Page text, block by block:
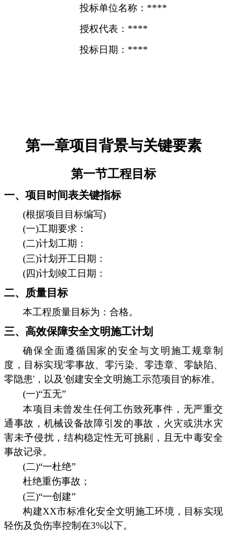
投标单位名称：****
授权代表：****
投标日期：****
第一章项目背景与关键要素
第一节工程目标
一、项目时间表关键指标
(根据项目目标编写)
(一)工期要求：
(二)计划工期：
(三)计划开工日期：
(四)计划竣工日期：
二、质量目标
本工程质量目标为：合格。
三、高效保障安全文明施工计划
确保全面遵循国家的安全与文明施工规章制
度，目标实现'零事故、零污染、零违章、零缺陷、
零隐患'，以及'创建安全文明施工示范项目'的标准。
(一)“五无”
本项目未曾发生任何工伤致死事件，无严重交
通事故，机械设备故障引发的事故，火灾或洪水灾
害未予侵扰，结构稳定性无可挑剔，且无中毒安全
事故记录。
(二)“一杜绝”
杜绝重伤事故；
(三)“一创建”
构建XX市标准化安全文明施工环境，目标实现
轻伤及负伤率控制在3%以下。